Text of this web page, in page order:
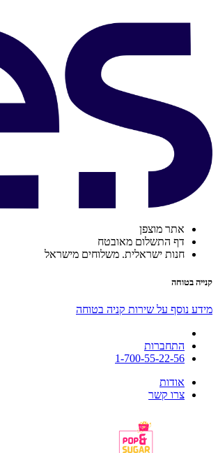
אתר מוצפן
דף התשלום מאובטח
חנות ישראלית. משלוחים מישראל
קנייה בטוחה
מידע נוסף על שירות קניה בטוחה
התחברות
1-700-55-22-56
אודות
צרו קשר